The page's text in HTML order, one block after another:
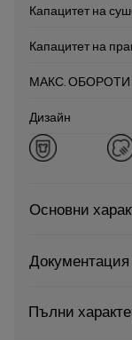
Капацитет на
Капацитет на
МАКС. ОБОРОТИ
Дизайн
Основни
Документация
Пълни